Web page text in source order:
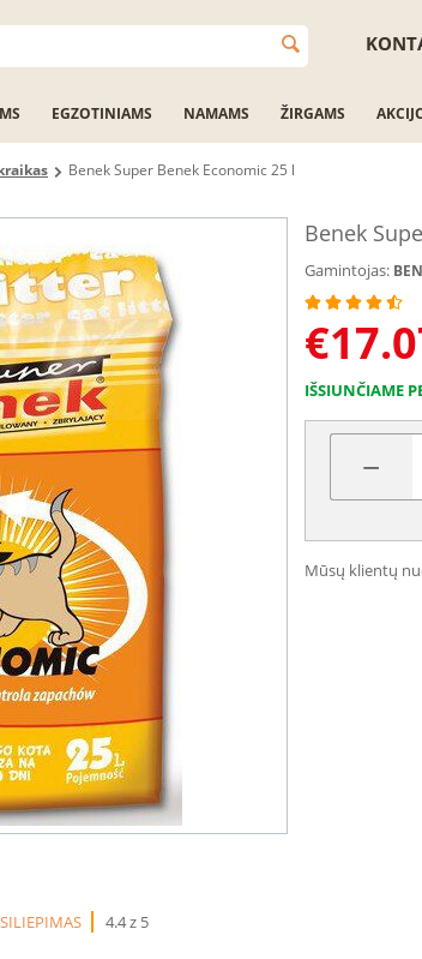
EGZOTINIAMS NAMAMS ŽIRGAMS
Benek Super Benek Economic 25 l
Benek
Gamintojas:
€
IŠSIUNČIAME
−
Mūsų klientų
4.4 z 5